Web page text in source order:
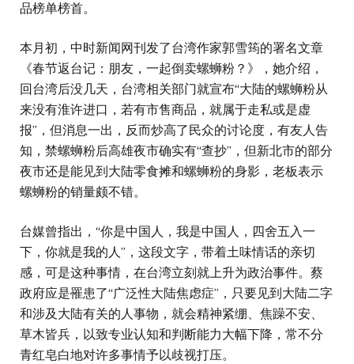
品榜单榜首。
本月初，中时新闻网刊发了台湾作家郭雪筠的署名文章
《春节返台记：朋友，一起倒卖螺蛳粉？》，她介绍，
回台湾后没几天，台湾相关部门就宣布“大陆的螺蛳粉从
来没有淮许进口，若有市售商品，就属于走私或是虚
报”，但消息一出，反而炒高了民众的讨论度，有友人告
知，禁螺蛳粉后高雄夜市确实有“查抄”，但新北市的部分
夜市还是能见到大陆零食摊和螺蛳粉的身影，老板表示
螺蛳粉的销量颇不错。
台媒曾指出，“你是中国人，我是中国人，四舍五入一
下，你就是我的人”，这段文字，带着土味情话的亲切
感，可是这种事情，在台湾立刻就上升为政治事件。蔡
政府应是罹患了“广泛性大陆焦虑症”，只要见到大陆二字
和涉及大陆有关的人事物，就会精神紧绷、焦躁不安、
草木皆兵，以致专业认知和判断能力大幅下降，常不分
青红皂白地对许多事情予以歧视打压。